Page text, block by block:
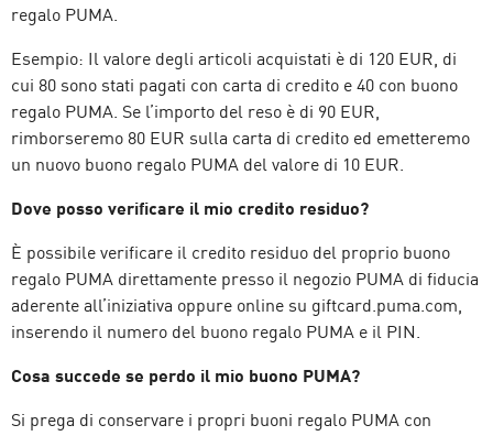
regalo PUMA.
Esempio: Il valore degli articoli acquistati è di 120 EUR, di
cui 80 sono stati pagati con carta di credito e 40 con buono
regalo PUMA. Se l’importo del reso è di 90 EUR,
rimborseremo 80 EUR sulla carta di credito ed emetteremo
un nuovo buono regalo PUMA del valore di 10 EUR.
Dove posso verificare il mio credito residuo?
È possibile verificare il credito residuo del proprio buono
regalo PUMA direttamente presso il negozio PUMA di fiducia
aderente all’iniziativa oppure online su giftcard.puma.com,
inserendo il numero del buono regalo PUMA e il PIN.
Cosa succede se perdo il mio buono PUMA?
Si prega di conservare i propri buoni regalo PUMA con